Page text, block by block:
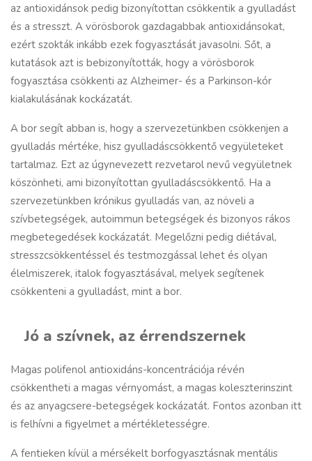
az antioxidánsok pedig bizonyítottan csökkentik a gyulladást
és a stresszt. A vörösborok gazdagabbak antioxidánsokat,
ezért szokták inkább ezek fogyasztását javasolni. Sőt, a
kutatások azt is bebizonyították, hogy a vörösborok
fogyasztása csökkenti az Alzheimer- és a Parkinson-kór
kialakulásának kockázatát.
A bor segít abban is, hogy a szervezetünkben csökkenjen a
gyulladás mértéke, hisz gyulladáscsökkentő vegyületeket
tartalmaz. Ezt az úgynevezett rezvetarol nevű vegyületnek
köszönheti, ami bizonyítottan gyulladáscsökkentő. Ha a
szervezetünkben krónikus gyulladás van, az növeli a
szívbetegségek, autoimmun betegségek és bizonyos rákos
megbetegedések kockázatát. Megelőzni pedig diétával,
stresszcsökkentéssel és testmozgással lehet és olyan
élelmiszerek, italok fogyasztásával, melyek segítenek
csökkenteni a gyulladást, mint a bor.
Jó a szívnek, az érrendszernek
Magas polifenol antioxidáns-koncentrációja révén
csökkentheti a magas vérnyomást, a magas koleszterinszint
és az anyagcsere-betegségek kockázatát. Fontos azonban itt
is felhívni a figyelmet a mértékletességre.
A fentieken kívül a mérsékelt borfogyasztásnak mentális